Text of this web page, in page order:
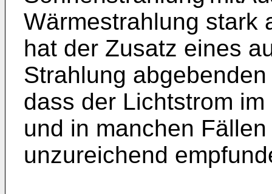
Wärmestrahlung stark
hat der Zusatz eines
Strahlung
dass der Lichtstrom
und in manchen
unzureichend